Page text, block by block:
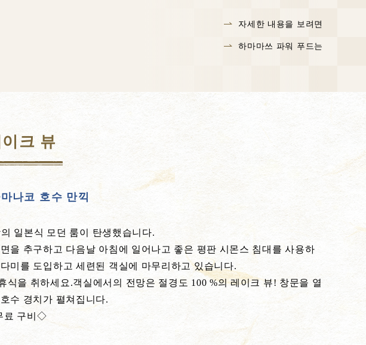
자세한 내용을 보려면
하마마쓰 파워 푸드는
크 뷰
나코 호수 만끽
일본식 모던 룸이 탄생했습니다.
을 추구하고 다음날 아침에 일어나고 좋은 평판 시몬스 침대를 사용하
미를 도입하고 세련된 객실에 마무리하고 있습니다.
식을 취하세요.객실에서의 전망은 절경도 100 %의 레이크 뷰! 창문을 열
수 경치가 펼쳐집니다.
료 구비◇